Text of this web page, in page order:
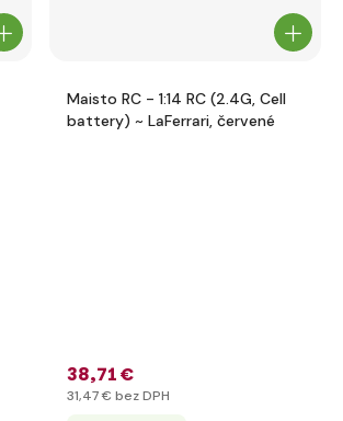
Maisto RC - 1:14 RC (2.4G, Cell
battery) ~ LaFerrari, červené
38,71 €
31,47 € bez DPH